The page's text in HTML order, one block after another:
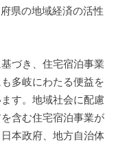
県の地域経済の活性
づき、住宅宿泊事業
多岐にわたる便益を
す。地域社会に配慮
含む住宅宿泊事業が
本政府、地方自治体